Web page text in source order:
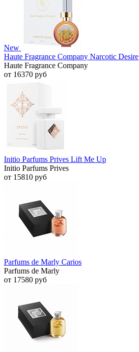
New
Haute Fragrance Company Narcotic Desire
Haute Fragrance Company
от 16370 руб
Initio Parfums Prives Lift Me Up
Initio Parfums Prives
от 15810 руб
Parfums de Marly Carios
Parfums de Marly
от 17580 руб